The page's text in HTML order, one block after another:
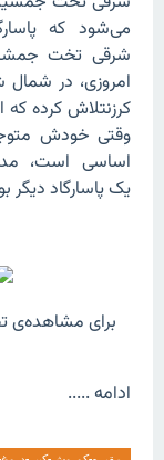
می‌شود که
شرقی تخت
امروزی، در
کرزنتلاش کرده
وقتی خودش
اساسی است،
یک پاسارگاد دیگر
برای‌ مشاهده‌ی
ادامه .....